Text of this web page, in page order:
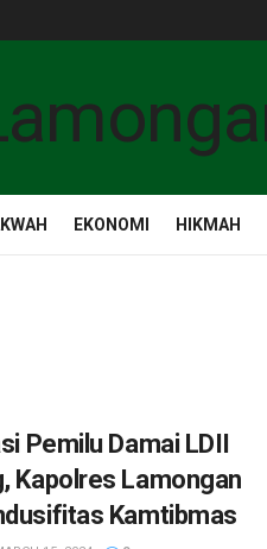
EKONOMI HIKMAH
Pemilu Damai LDII
Kapolres Lamongan
Kamtibmas